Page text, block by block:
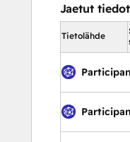
Jaetut tiedot
Tietolähde